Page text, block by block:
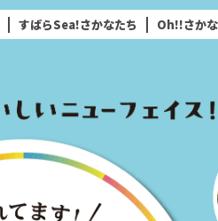
すばらSea!さかなたち Oh!!さか